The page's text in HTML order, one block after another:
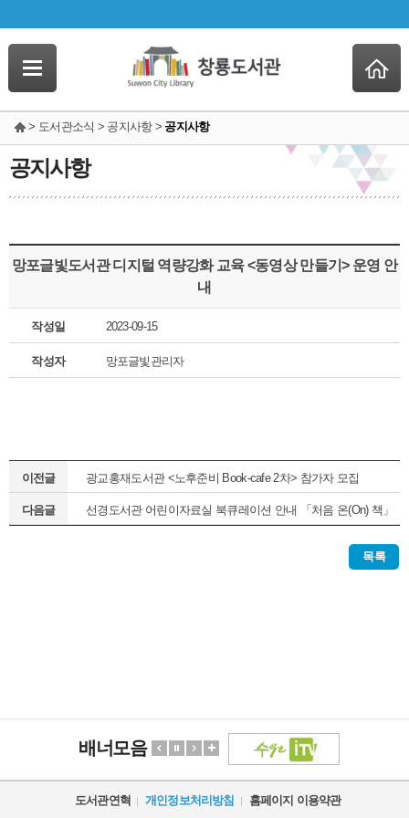
> 도서관소식 > 공지사항 > 공지사항
공지사항
망포글빛도서관 디지털 역량강화 교육 <동영상 만들기> 운영 안
내
작성일 2023-09-15
작성자 망포글빛관리자
이전글 광교홍재도서관 <노후준비 Book-cafe 2차> 참가자 모집
다음글 선경도서관 어린이자료실 북큐레이션 안내 「처음 온(On) 책」
목록
배너모음
도서관연혁 개인정보처리방침 홈페이지 이용약관